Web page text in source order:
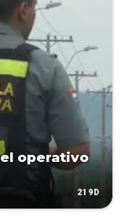
operativo
219D